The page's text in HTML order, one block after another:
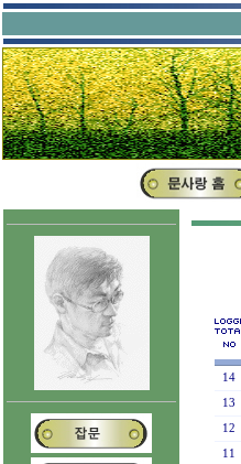
14
13
12
11